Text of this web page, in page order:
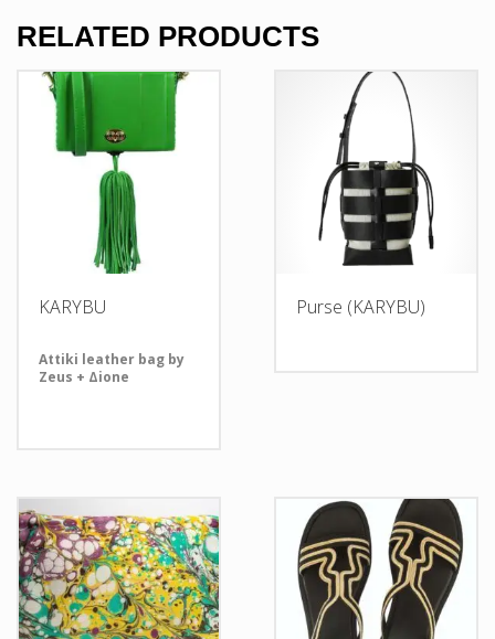
RELATED PRODUCTS
KARYBU
Attiki leather bag by
Zeus + Δione
Purse (KARYBU)